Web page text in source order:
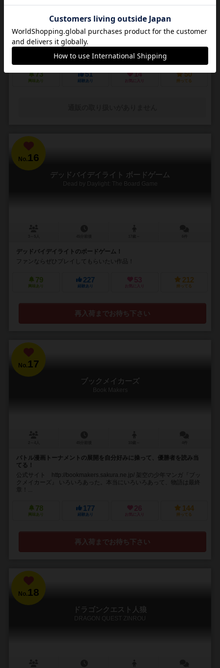
14歳～
悪夢のような街で他の狩人を出し抜いて「血の遺志」を集めろ
ＰＳ４で発売されたフロムソフトウェアのブラッドボーンのカードゲ
ーム化。 かつて栄華を極めた古都ヤーナムでは風土病「獣の病」がは
びこっていた。あなたは「獣の病」の罹患者で...
73
興味あり
51
経験あり
14
お気に入り
50
持ってる
No. 16
デッドバイデイライト ボードゲーム
Dead by Daylight: The Board Game
デッドバイデイライトのボードゲーム！
ファンならぜひプレイしてもらいたい作品！
79
興味あり
227
経験あり
53
お気に入り
212
持ってる
再入荷までお待ち下さい
No.17
ブックメイカーズ
Book Makers
バトル漫画トーナメントの展開を自分好みに操って、優勝者を読み当
てる！
公式サイト http://bookmakers.sakura.ne.jp/ 架空の少年マンガ『ブッ
クメイカーズ』 いろいろあった。本当にいろいろあって、物語は最終
章！...
78
興味あり
177
経験あり
26
お気に入り
144
持ってる
再入荷までお待ち下さい
No.18
ドラゴンクエスト人狼
DRAGON QUEST ZINROU